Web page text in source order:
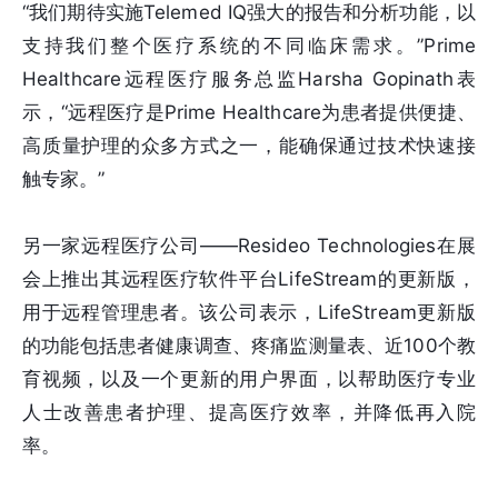
“我们期待实施Telemed IQ强大的报告和分析功能，以
支持我们整个医疗系统的不同临床需求。”Prime
Healthcare远程医疗服务总监Harsha Gopinath表
示，“远程医疗是Prime Healthcare为患者提供便捷、
高质量护理的众多方式之一，能确保通过技术快速接
触专家。”
另一家远程医疗公司——Resideo Technologies在展
会上推出其远程医疗软件平台LifeStream的更新版，
用于远程管理患者。该公司表示，LifeStream更新版
的功能包括患者健康调查、疼痛监测量表、近100个教
育视频，以及一个更新的用户界面，以帮助医疗专业
人士改善患者护理、提高医疗效率，并降低再入院
率。